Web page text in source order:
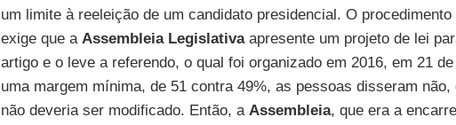
um limite à reeleição de um candidato presidencial. O
exige que a Assembleia Legislativaapresente um projeto de lei
artigo e o leve a referendo, o qual foi organizado em 2016, em 21
uma margem mínima, de 51 contra 49%, as pessoas disseram não,
não deveria ser modificado. Então, a Assembleia, que era a